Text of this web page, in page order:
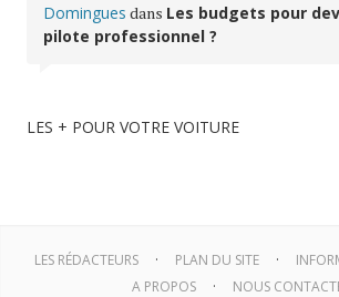
Domingues dans Les budgets pour
pilote professionnel ?
LES + POUR VOTRE VOITURE
LES RÉDACTEURS PLAN DU SITE
A PROPOS
NOUS